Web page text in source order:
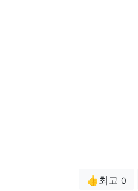
👍최고 0